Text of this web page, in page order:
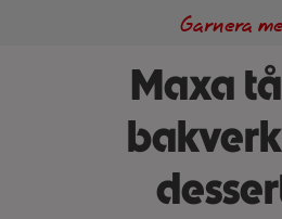
Maxa
Garnera